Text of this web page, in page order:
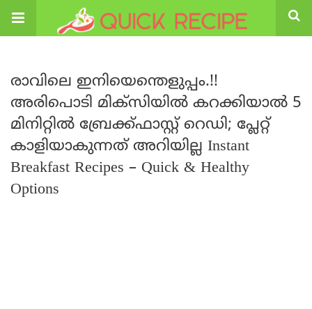
രാവിലെ ഇനിയെന്തെളുപ്പം.!!
അരിപൊടി മിക്സിയിൽ കറക്കിയാൽ 5
മിനിറ്റിൽ ബ്രേക്ക്ഫാസ്റ്റ് റെഡി; പ്ലേറ്റ്
കാളിയാകുന്നത് അറിയില്ല Instant
Breakfast Recipes – Quick & Healthy
Options